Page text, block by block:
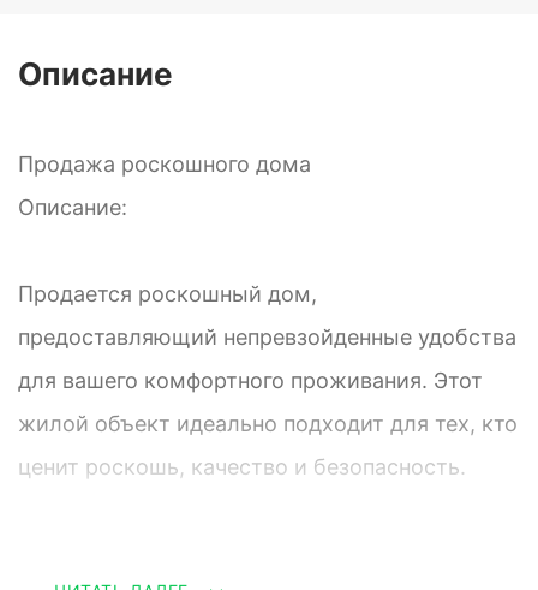
Описание
Продажа роскошного дома
Описание:
Продается роскошный дом,
предоставляющий непревзойденные удобства
для вашего комфортного проживания. Этот
жилой объект идеально подходит для тех, кто
ценит роскошь, качество и безопасность.